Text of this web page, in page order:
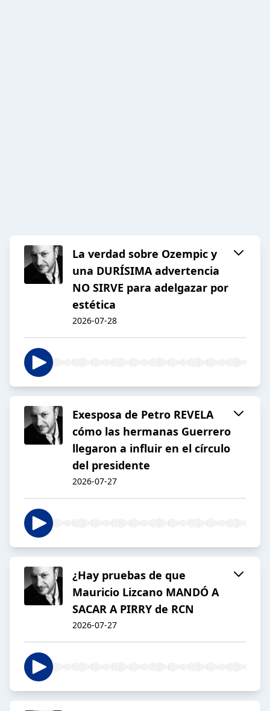
La verdad sobre Ozempic y
una DURÍSIMA advertencia
NO SIRVE para adelgazar por
estética
2026-07-28
Exesposa de Petro REVELA
cómo las hermanas Guerrero
llegaron a influir en el círculo
del presidente
2026-07-27
¿Hay pruebas de que
Mauricio Lizcano MANDÓ A
SACAR A PIRRY de RCN
2026-07-27